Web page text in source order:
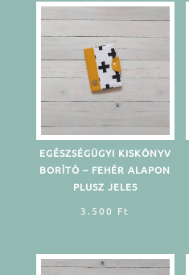
EGÉSZSÉGÜGYI KISKÖNYV
BORÌTÒ – FEHÉR ALAPON
PLUSZ JELES
3.500 Ft